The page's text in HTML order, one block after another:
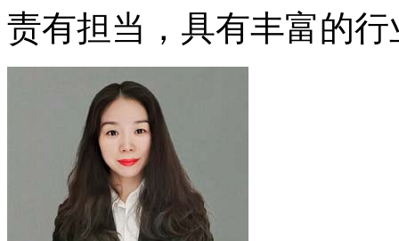
责有担当，具有丰富的